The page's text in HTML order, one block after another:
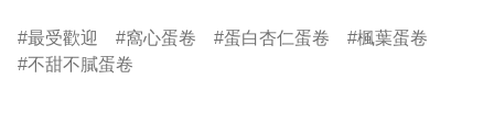
最受歡迎 窩心蛋卷 蛋白杏仁蛋卷
楓葉蛋卷
不甜不膩蛋卷